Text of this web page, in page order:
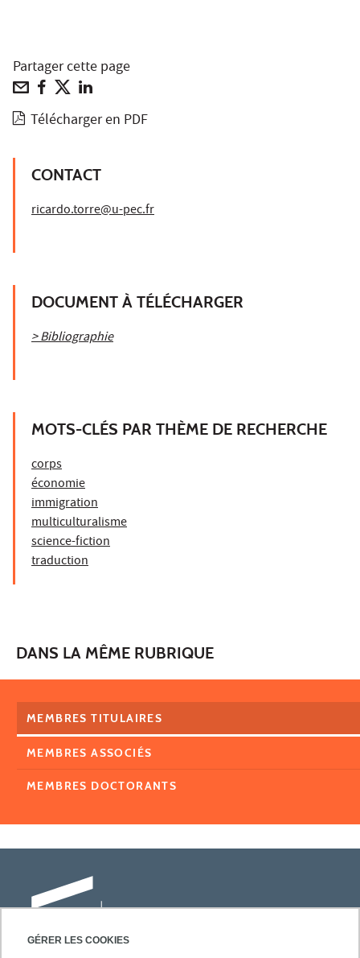
GÉRER LES COOKIES
Partager cette page
Télécharger en PDF
CONTACT
ricardo.torre@u-pec.fr
DOCUMENT À TÉLÉCHARGER
> Bibliographie
MOTS-CLÉS PAR THÈME DE RECHERCHE
corps
économie
immigration
multiculturalisme
science-fiction
traduction
DANS LA MÊME RUBRIQUE
MEMBRES TITULAIRES
MEMBRES ASSOCIÉS
MEMBRES DOCTORANTS